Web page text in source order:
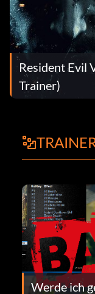
Resident Evil
Trainer)
Werde ich